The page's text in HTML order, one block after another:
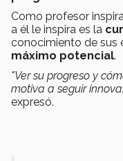
Como profesor
a él le inspira es la
conocimiento de sus
máximo potencial.
"Ver su progreso y
motiva a seguir
expresó.